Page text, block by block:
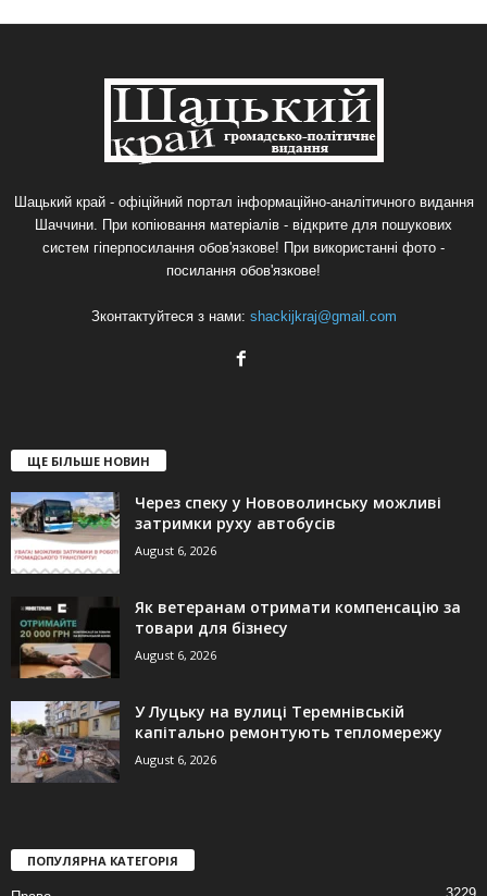
Шацький край - офіційний портал інформаційно-аналітичного видання
Шаччини. При копіювання матеріалів - відкрите для пошукових
систем гіперпосилання обов'язкове! При використанні фото -
посилання обов'язкове!
Зконтактуйтеся з нами: shackijkraj@gmail.com
ЩЕ БІЛЬШЕ НОВИН
Через спеку у Нововолинську можливі
затримки руху автобусів
August 6, 2026
Як ветеранам отримати компенсацію за
товари для бізнесу
August 6, 2026
У Луцьку на вулиці Теремнівській
капітально ремонтують тепломережу
August 6, 2026
ПОПУЛЯРНА КАТЕГОРІЯ